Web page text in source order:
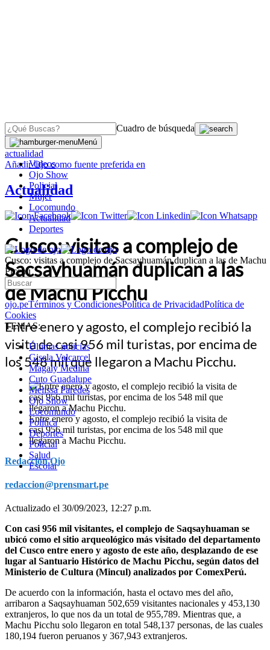
Cuadro de búsqueda
Menú
Videos
Ojo Show
Policial
Mujer
Locomundo
Actualidad
Deportes
Cusco: visitas a complejo de Sacsayhuamán duplican a las de Machu
Picchu
ojo.peTérminos y CondicionesPolítica de PrivacidadPolítica de
Cookies
TEMAS:
Últimas noticias
Gisela Valcarcel
Magaly Medina
Cuto Guadalupe
Melissa Paredes
Ojo Show
Locomundo
Política
Deportes
Policial
Salud
Escolar
OJO
actualidad
AñadirOjocomo fuente preferida en
Actualidad
Cusco: visitas a complejo de
Sacsayhuamán duplican a las
de Machu Picchu
Entre enero y agosto, el complejo recibió la
visita de casi 956 mil turistas, por encima de
los 548 mil que llegaron a Machu Picchu.
Entre enero y agosto, el complejo recibió la visita de
casi 956 mil turistas, por encima de los 548 mil que
llegaron a Machu Picchu.
Redacción Ojo
redaccion@prensmart.pe
Actualizado el 30/09/2023, 12:27 p.m.
Con casi 956 mil visitantes, el complejo de Saqsayhuaman se
ubicó como el sitio arqueológico más visitado del departamento
del Cusco entre enero y agosto de este año, desplazando de ese
lugar al Santuario Histórico de Machu Picchu, según datos del
Ministerio de Cultura (Mincul) analizados por ComexPerú.
De acuerdo con la información, hasta el octavo mes del año,
arribaron a Saqsayhuaman 502,659 visitantes nacionales y 453,130
extranjeros, lo que nos da un total de 955,789. Mientras que, a
Machu Picchu solo llegaron en total 548,137 personas, de las cuales
180,194 fueron peruanos y 367,943 extranjeros.